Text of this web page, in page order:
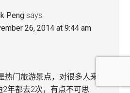
Peng says
26, 2014 at 9:44 am
热门旅游景点，对很多人来
2年都去2次，有点不可思